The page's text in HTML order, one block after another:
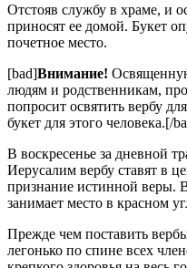
Отстояв службу в храме, и
приносят ее домой. Букет
почетное место.
[bad]Внимание!
людям и родственникам,
попросит освятить вербу
букет для этого человека.[/
В воскресенье за дневной
Иерусалим вербу ставят в
признание истинной веры.
занимает место в красном
Прежде чем поставить
легонько по спине всех